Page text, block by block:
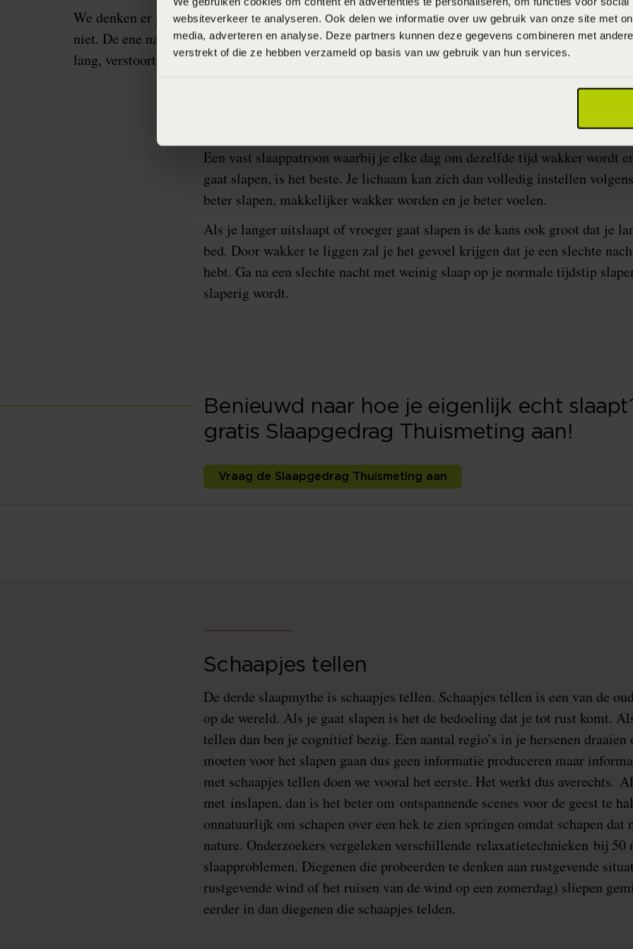
websiteverkeer te analyseren. Ook delen we informatie over uw gebruik van onze site met
media, adverteren en analyse. Deze partners kunnen deze gegevens combineren met
verstrekt of die ze hebben verzameld op basis van uw gebruik van hun services.
We denken er goed aan te doen, maar slaap inhalen werkt eigenlijk
niet. De ene nacht nauwelijks slapen en de volgende nacht heel
lang, verstoort ons slaapritme en heeft daardoor weinig zin.
Een vast slaappatroon waarbij je elke dag om dezelfde tijd wakker wordt
gaat slapen, is het beste. Je lichaam kan zich dan volledig instellen
beter slapen, makkelijker wakker worden en je beter voelen.
Als je langer uitslaapt of vroeger gaat slapen is de kans ook groot dat je
bed. Door wakker te liggen zal je het gevoel krijgen dat je een slechte
hebt. Ga na een slechte nacht met weinig slaap op je normale tijdstip
slaperig wordt.
Benieuwd naar hoe je eigenlijk echt
gratis Slaapgedrag Thuismeting aan!
Vraag de Slaapgedrag Thuismeting aan
Schaapjes tellen
De derde slaapmythe is schaapjes tellen. Schaapjes tellen is een van de
op de wereld. Als je gaat slapen is het de bedoeling dat je tot rust komt.
tellen dan ben je cognitief bezig. Een aantal regio’s in je hersenen
moeten voor het slapen gaan dus geen informatie produceren maar
met schaapjes tellen doen we vooral het eerste. Het werkt dus averechts.
met inslapen, dan is het beter om ontspannende scenes voor de geest te
onnatuurlijk om schapen over een hek te zien springen omdat schapen dat
nature. Onderzoekers vergeleken verschillende relaxatietechnieken bij 50
slaapproblemen. Diegenen die probeerden te denken aan rustgevende
rustgevende wind of het ruisen van de wind op een zomerdag) sliepen
eerder in dan diegenen die schaapjes telden.